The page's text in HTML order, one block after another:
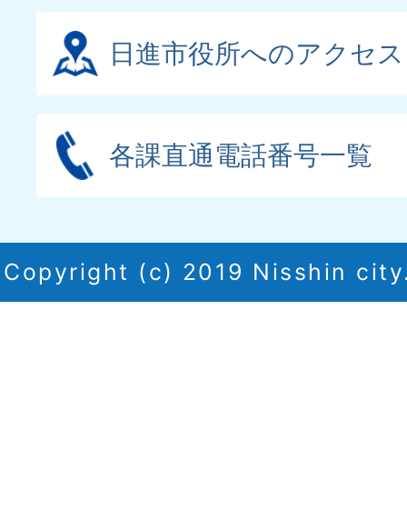
日進市役所へのアクセス
各課直通電話番号一覧
Copyright (c) 2019 Nisshin